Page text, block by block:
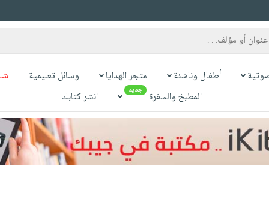
أطفال وناشئة متجر الهدايا وسائل تعليمية
المطبخ والسفرة
جديد انشر كتابك